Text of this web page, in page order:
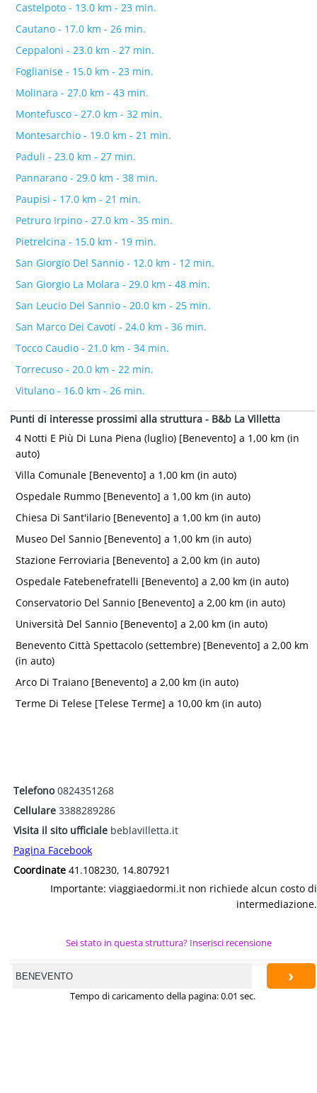
Castelpoto - 13.0 km - 23 min.
Cautano - 17.0 km - 26 min.
Ceppaloni - 23.0 km - 27 min.
Foglianise - 15.0 km - 23 min.
Molinara - 27.0 km - 43 min.
Montefusco - 27.0 km - 32 min.
Montesarchio - 19.0 km - 21 min.
Paduli - 23.0 km - 27 min.
Pannarano - 29.0 km - 38 min.
Paupisi - 17.0 km - 21 min.
Petruro Irpino - 27.0 km - 35 min.
Pietrelcina - 15.0 km - 19 min.
San Giorgio Del Sannio - 12.0 km - 12 min.
San Giorgio La Molara - 29.0 km - 48 min.
San Leucio Del Sannio - 20.0 km - 25 min.
San Marco Dei Cavoti - 24.0 km - 36 min.
Tocco Caudio - 21.0 km - 34 min.
Torrecuso - 20.0 km - 22 min.
Vitulano - 16.0 km - 26 min.
Punti di interesse prossimi alla struttura - B&b La Villetta
4 Notti E Più Di Luna Piena (luglio) [Benevento] a 1,00 km (in
auto)
Villa Comunale [Benevento] a 1,00 km (in auto)
Ospedale Rummo [Benevento] a 1,00 km (in auto)
Chiesa Di Sant'ilario [Benevento] a 1,00 km (in auto)
Museo Del Sannio [Benevento] a 1,00 km (in auto)
Stazione Ferroviaria [Benevento] a 2,00 km (in auto)
Ospedale Fatebenefratelli [Benevento] a 2,00 km (in auto)
Conservatorio Del Sannio [Benevento] a 2,00 km (in auto)
Università Del Sannio [Benevento] a 2,00 km (in auto)
Benevento Città Spettacolo (settembre) [Benevento] a 2,00 km
(in auto)
Arco Di Traiano [Benevento] a 2,00 km (in auto)
Terme Di Telese [Telese Terme] a 10,00 km (in auto)
Telefono0824351268
Cellulare 3388289286
Visita il sito ufficiale beblavilletta.it
Pagina Facebook
Coordinate 41.108230, 14.807921
Importante: viaggiaedormi.it non richiede alcun costo di
intermediazione.
Sei stato in questa struttura? Inserisci recensione
›
Tempo di caricamento della pagina: 0.01 sec.